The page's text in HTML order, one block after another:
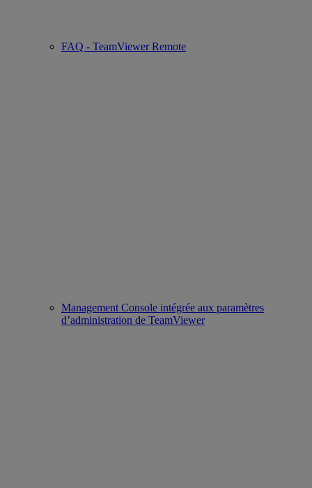
FAQ - TeamViewer Remote
Management Console intégrée aux paramètres
d’administration de TeamViewer